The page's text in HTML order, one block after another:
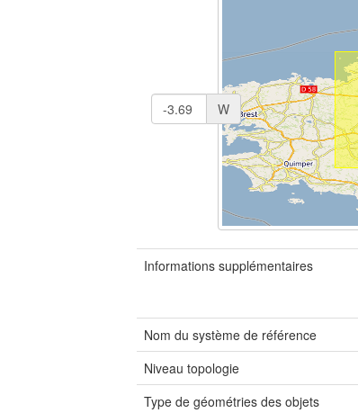
W
Informations supplémentaires
Nom du système de référence
Niveau topologie
Type de géométries des objets